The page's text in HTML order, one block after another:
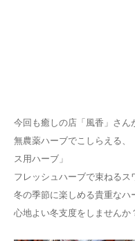
今回も癒しの店「風香」さん
無農薬ハーブでこしらえる
ス用ハーブ」
フレッシュハーブで束ねるス
冬の季節に楽しめる貴重なハ
心地よい冬支度をしませんか